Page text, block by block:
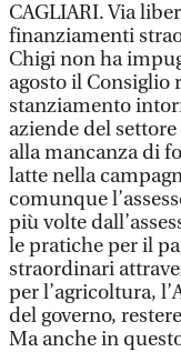
CAGLIARI. Via
finanziamenti
Chigi non ha
agosto il Consiglio
stanziamento
aziende del
alla mancanza di
latte nella
comunque
più volte
le pratiche per il
straordinari
per l’agricoltura,
del governo,
Ma anche in